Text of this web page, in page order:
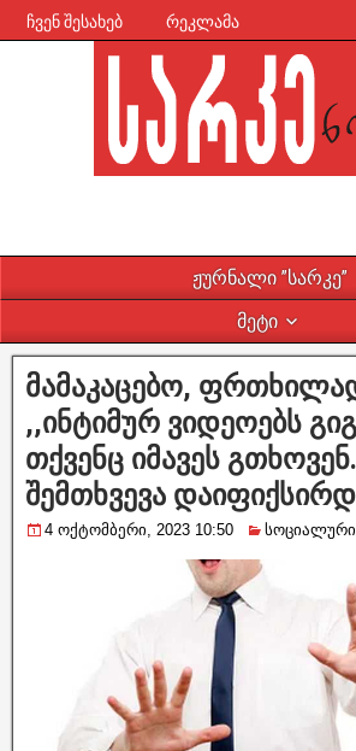
ჩვენ შესახებ რეკლამა
ჟურნალი ”სარკე”
მეტი
მამაკაცებო,
,,ინტიმურ ვიდეოებს
თქვენც იმავეს
შემთხვევა
4 ოქტომბერი, 2023 10:50